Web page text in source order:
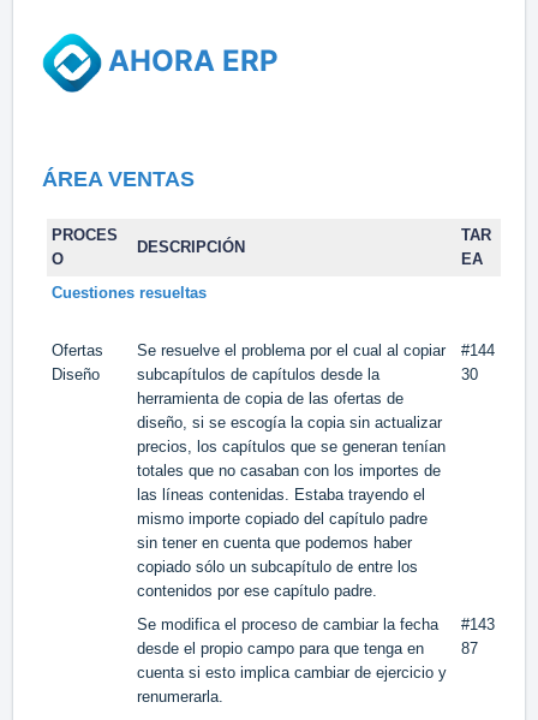
AHORA ERP
ÁREA VENTAS
PROCES
O
DESCRIPCIÓN
TAR
EA
Cuestiones resueltas
Ofertas
Diseño
Se resuelve el problema por el cual al copiar
subcapítulos de capítulos desde la
herramienta de copia de las ofertas de
diseño, si se escogía la copia sin actualizar
precios, los capítulos que se generan tenían
totales que no casaban con los importes de
las líneas contenidas. Estaba trayendo el
mismo importe copiado del capítulo padre
sin tener en cuenta que podemos haber
copiado sólo un subcapítulo de entre los
contenidos por ese capítulo padre.
#144
30
Se modifica el proceso de cambiar la fecha
desde el propio campo para que tenga en
cuenta si esto implica cambiar de ejercicio y
renumerarla.
#143
87